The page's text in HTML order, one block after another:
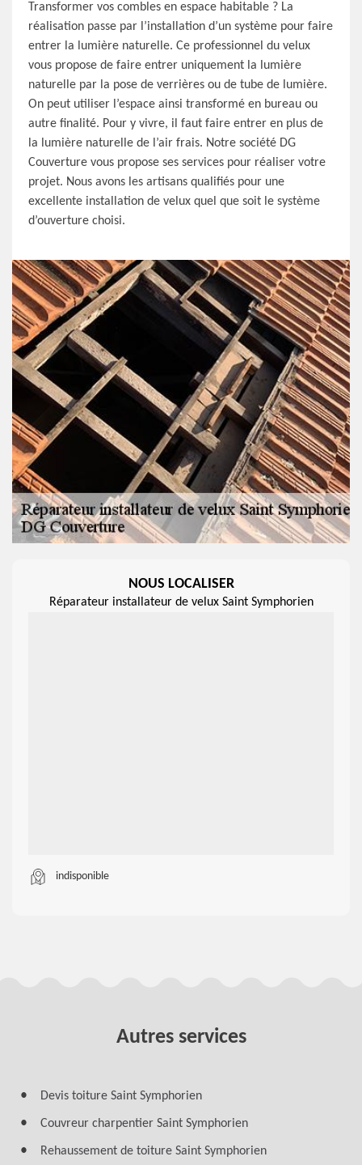
Transformer vos combles en espace habitable ? La
réalisation passe par l’installation d’un système pour faire
entrer la lumière naturelle. Ce professionnel du velux
vous propose de faire entrer uniquement la lumière
naturelle par la pose de verrières ou de tube de lumière.
On peut utiliser l’espace ainsi transformé en bureau ou
autre finalité. Pour y vivre, il faut faire entrer en plus de
la lumière naturelle de l’air frais. Notre société DG
Couverture vous propose ses services pour réaliser votre
projet. Nous avons les artisans qualifiés pour une
excellente installation de velux quel que soit le système
d’ouverture choisi.
NOUS LOCALISER
Réparateur installateur de velux Saint Symphorien
indisponible
Autres services
Devis toiture Saint Symphorien
Couvreur charpentier Saint Symphorien
Rehaussement de toiture Saint Symphorien